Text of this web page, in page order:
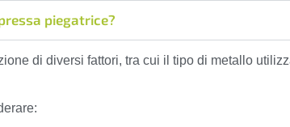
piegatrice?
di diversi fattori, tra cui il tipo di metallo